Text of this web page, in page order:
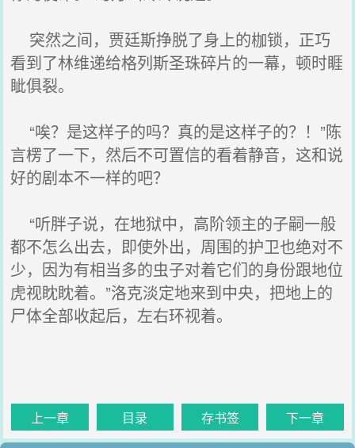
突然之间，贾廷斯挣脱了身上的枷锁，正巧
看到了林维递给格列斯圣珠碎片的一幕，顿时睚
眦俱裂。
“唉？是这样子的吗？真的是这样子的？！”陈
言楞了一下，然后不可置信的看着静音，这和说
好的剧本不一样的吧？
“听胖子说，在地狱中，高阶领主的子嗣一般
都不怎么出去，即使外出，周围的护卫也绝对不
少，因为有相当多的虫子对着它们的身份跟地位
虎视眈眈着。”洛克淡定地来到中央，把地上的
尸体全部收起后，左右环视着。
上一章 目录 存书签 下一章